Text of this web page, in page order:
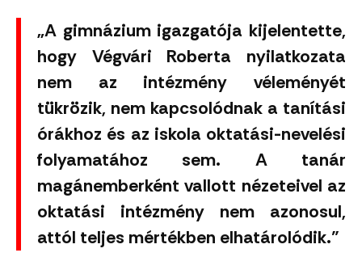
„A gimnázium igazgatója kijelentette,
hogy Végvári Roberta nyilatkozata
nem az intézmény véleményét
tükrözik, nem kapcsolódnak a tanítási
órákhoz és az iskola oktatási-nevelési
folyamatához sem. A tanár
magánemberként vallott nézeteivel az
oktatási intézmény nem azonosul,
attól teljes mértékben elhatárolódik.”